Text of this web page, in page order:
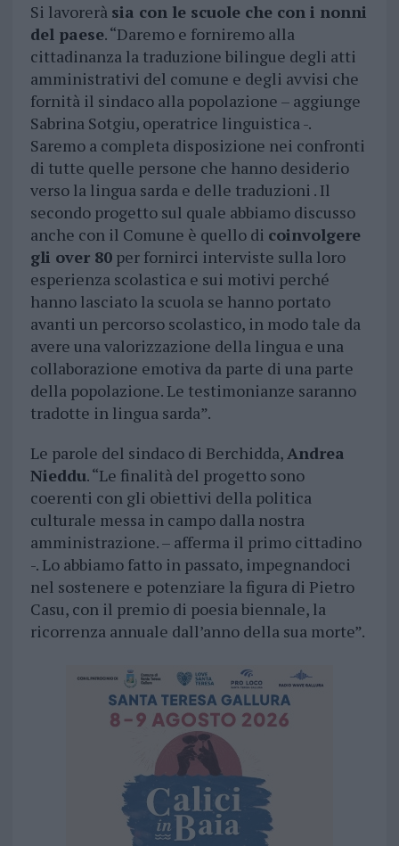
Si lavorerà sia con le scuole che con i nonni
del paese. “Daremo e forniremo alla
cittadinanza la traduzione bilingue degli atti
amministrativi del comune e degli avvisi che
fornità il sindaco alla popolazione – aggiunge
Sabrina Sotgiu, operatrice linguistica -.
Saremo a completa disposizione nei confronti
di tutte quelle persone che hanno desiderio
verso la lingua sarda e delle traduzioni . Il
secondo progetto sul quale abbiamo discusso
anche con il Comune è quello di coinvolgere
gli over 80per fornirci interviste sulla loro
esperienza scolastica e sui motivi perché
hanno lasciato la scuola se hanno portato
avanti un percorso scolastico, in modo tale da
avere una valorizzazione della lingua e una
collaborazione emotiva da parte di una parte
della popolazione. Le testimonianze saranno
tradotte in lingua sarda”.
Le parole del sindaco di Berchidda,Andrea
Nieddu. “Le finalità del progetto sono
coerenti con gli obiettivi della politica
culturale messa in campo dalla nostra
amministrazione. – afferma il primo cittadino
-. Lo abbiamo fatto in passato, impegnandoci
nel sostenere e potenziare la figura di Pietro
Casu, con il premio di poesia biennale, la
ricorrenza annuale dall’anno della sua morte”.